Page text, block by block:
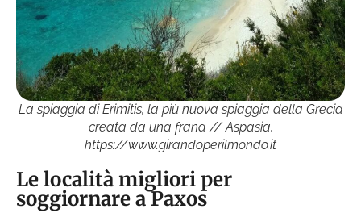
La spiaggia di Erimitis, la più nuova spiaggia della Grecia
creata da una frana // Aspasia,
https://www.girandoperilmondo.it
Le località migliori per
soggiornare a Paxos